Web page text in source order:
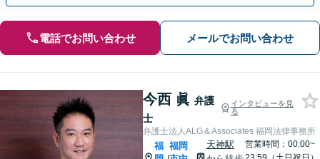
電話でお問い合わせ メールでお問い合わせ
今西 眞 弁護
士
インタビューを見
る
弁護士法人ALG＆Associates 福岡法律事務所
福 福岡
天神駅
営業時間：00:00~